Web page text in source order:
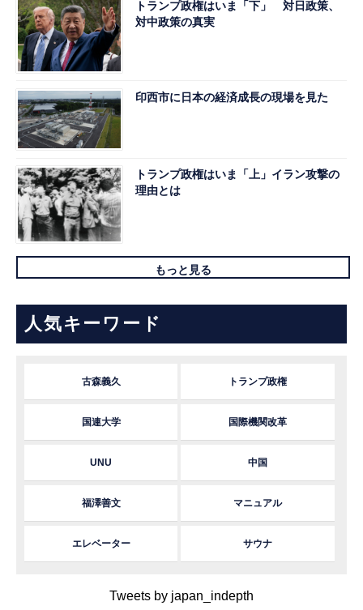
トランプ政権はいま「下」 対日政策、
対中政策の真実
印西市に日本の経済成長の現場を見た
トランプ政権はいま「上」イラン攻撃の
理由とは
もっと見る
人気キーワード
古森義久 トランプ政権
国連大学 国際機関改革
UNU 中国
福澤善文 マニュアル
エレベーター サウナ
Tweets by japan_indepth